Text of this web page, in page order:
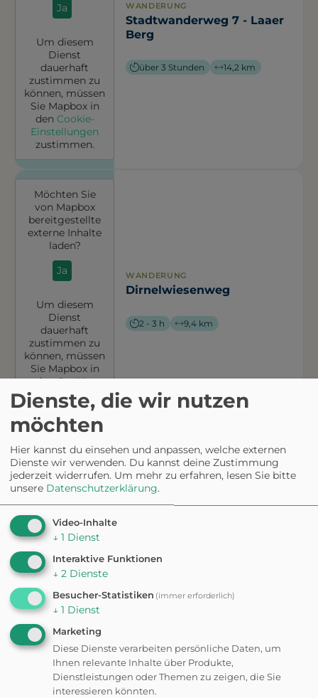
Ja
Um diesem
Dienst
dauerhaft
zustimmen zu
können, müssen
Sie Mapboxin
den Cookie-
Einstellungen
zustimmen.
WANDERUNG
Stadtwanderweg 7 - Laaer
Berg
über 3 Stunden 14,2 km
Möchten Sie
von Mapbox
bereitgestellte
externe Inhalte
laden?
Ja
Um diesem
Dienst
dauerhaft
zustimmen zu
können, müssen
Sie Mapboxin
denCookie-
Einstellungen
zustimmen.
WANDERUNG
Dirnelwiesenweg
2 - 3 h 9,4 km
Möchten Sie
vonMapbox
bereitgestellte
externe Inhalte
laden?
Ja
Um diesem
Dienst
dauerhaft
zustimmen zu
Sie Mapboxin
denCookie-
Einstellungen
zustimmen.
Sofienalpe
2 - 3 h 9,1 km
Dienste, die wir nutzen
möchten
Hier kannst du einsehen und anpassen, welche externen
Dienste wir verwenden. Du kannst deine Zustimmung
jederzeit widerrufen. Um mehr zu erfahren, lesen Sie bitte
unsere Datenschutzerklärung.
Video-Inhalte
↓ 1 Dienst
Interaktive Funktionen
↓ 2 Dienste
Besucher-Statistiken (immer erforderlich)
↓ 1 Dienst
Marketing
Diese Dienste verarbeiten persönliche Daten, um
Ihnen relevante Inhalte über Produkte,
Dienstleistungen oder Themen zu zeigen, die Sie
interessieren könnten.